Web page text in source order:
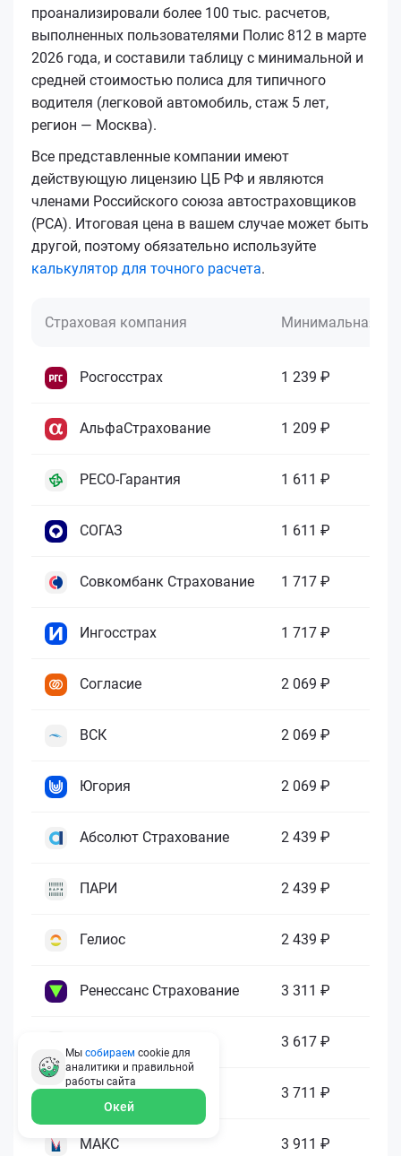
проанализировали более 100 тыс. расчетов,
выполненных пользователями Полис 812 в марте
2026 года, и составили таблицу с минимальной и
средней стоимостью полиса для типичного
водителя (легковой автомобиль, стаж 5 лет,
регион — Москва).
Все представленные компании имеют
действующую лицензию ЦБ РФ и являются
членами Российского союза автостраховщиков
(РСА). Итоговая цена в вашем случае может быть
другой, поэтому обязательно используйте
калькулятор для точного расчета.
Страховая компания Минимальная
Росгосстрах 1 239 ₽
АльфаСтрахование 1 209 ₽
РЕСО-Гарантия 1 611 ₽
СОГАЗ 1 611 ₽
Совкомбанк Страхование 1 717 ₽
Ингосстрах 1 717 ₽
Согласие 2 069 ₽
ВСК 2 069 ₽
Югория 2 069 ₽
Абсолют Страхование 2 439 ₽
ПАРИ 2 439 ₽
Гелиос 2 439 ₽
Ренессанс Страхование 3 311 ₽
3 617 ₽
ГАЙДЕ 3 711 ₽
МАКС 3 911 ₽
Мы собираем cookie для
аналитики и правильной
работы сайта
Окей